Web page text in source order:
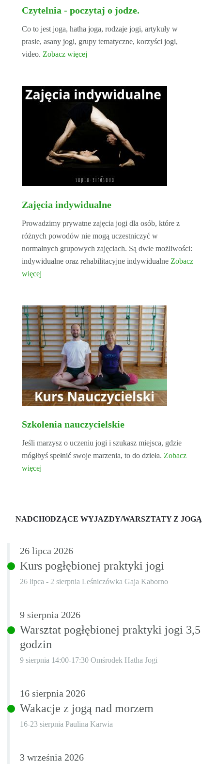
Czytelnia - poczytaj o jodze.
Co to jest joga, hatha joga, rodzaje jogi, artykuły w
prasie, asany jogi, grupy tematyczne, korzyści jogi,
video. Zobacz więcej
Zajęcia indywidualne
Prowadzimy prywatne zajęcia jogi dla osób, które z
różnych powodów nie mogą uczestniczyć w
normalnych grupowych zajęciach. Są dwie możliwości:
indywidualne oraz rehabilitacyjne indywidualne Zobacz
więcej
Szkolenia nauczycielskie
Jeśli marzysz o uczeniu jogi i szukasz miejsca, gdzie
mógłbyś spełnić swoje marzenia, to do dzieła. Zobacz
więcej
NADCHODZĄCE WYJAZDY/WARSZTATY Z JOGĄ
26 lipca 2026
Kurs pogłębionej praktyki jogi
26 lipca - 2 sierpnia Leśniczówka Gaja Kaborno
9 sierpnia 2026
Warsztat pogłębionej praktyki jogi 3,5
godzin
9 sierpnia 14:00-17:30 Omśrodek Hatha Jogi
16 sierpnia 2026
Wakacje z jogą nad morzem
16-23 sierpnia Paulina Karwia
3 września 2026